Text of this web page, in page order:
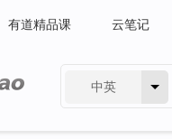
有道精品课 云笔记
中英